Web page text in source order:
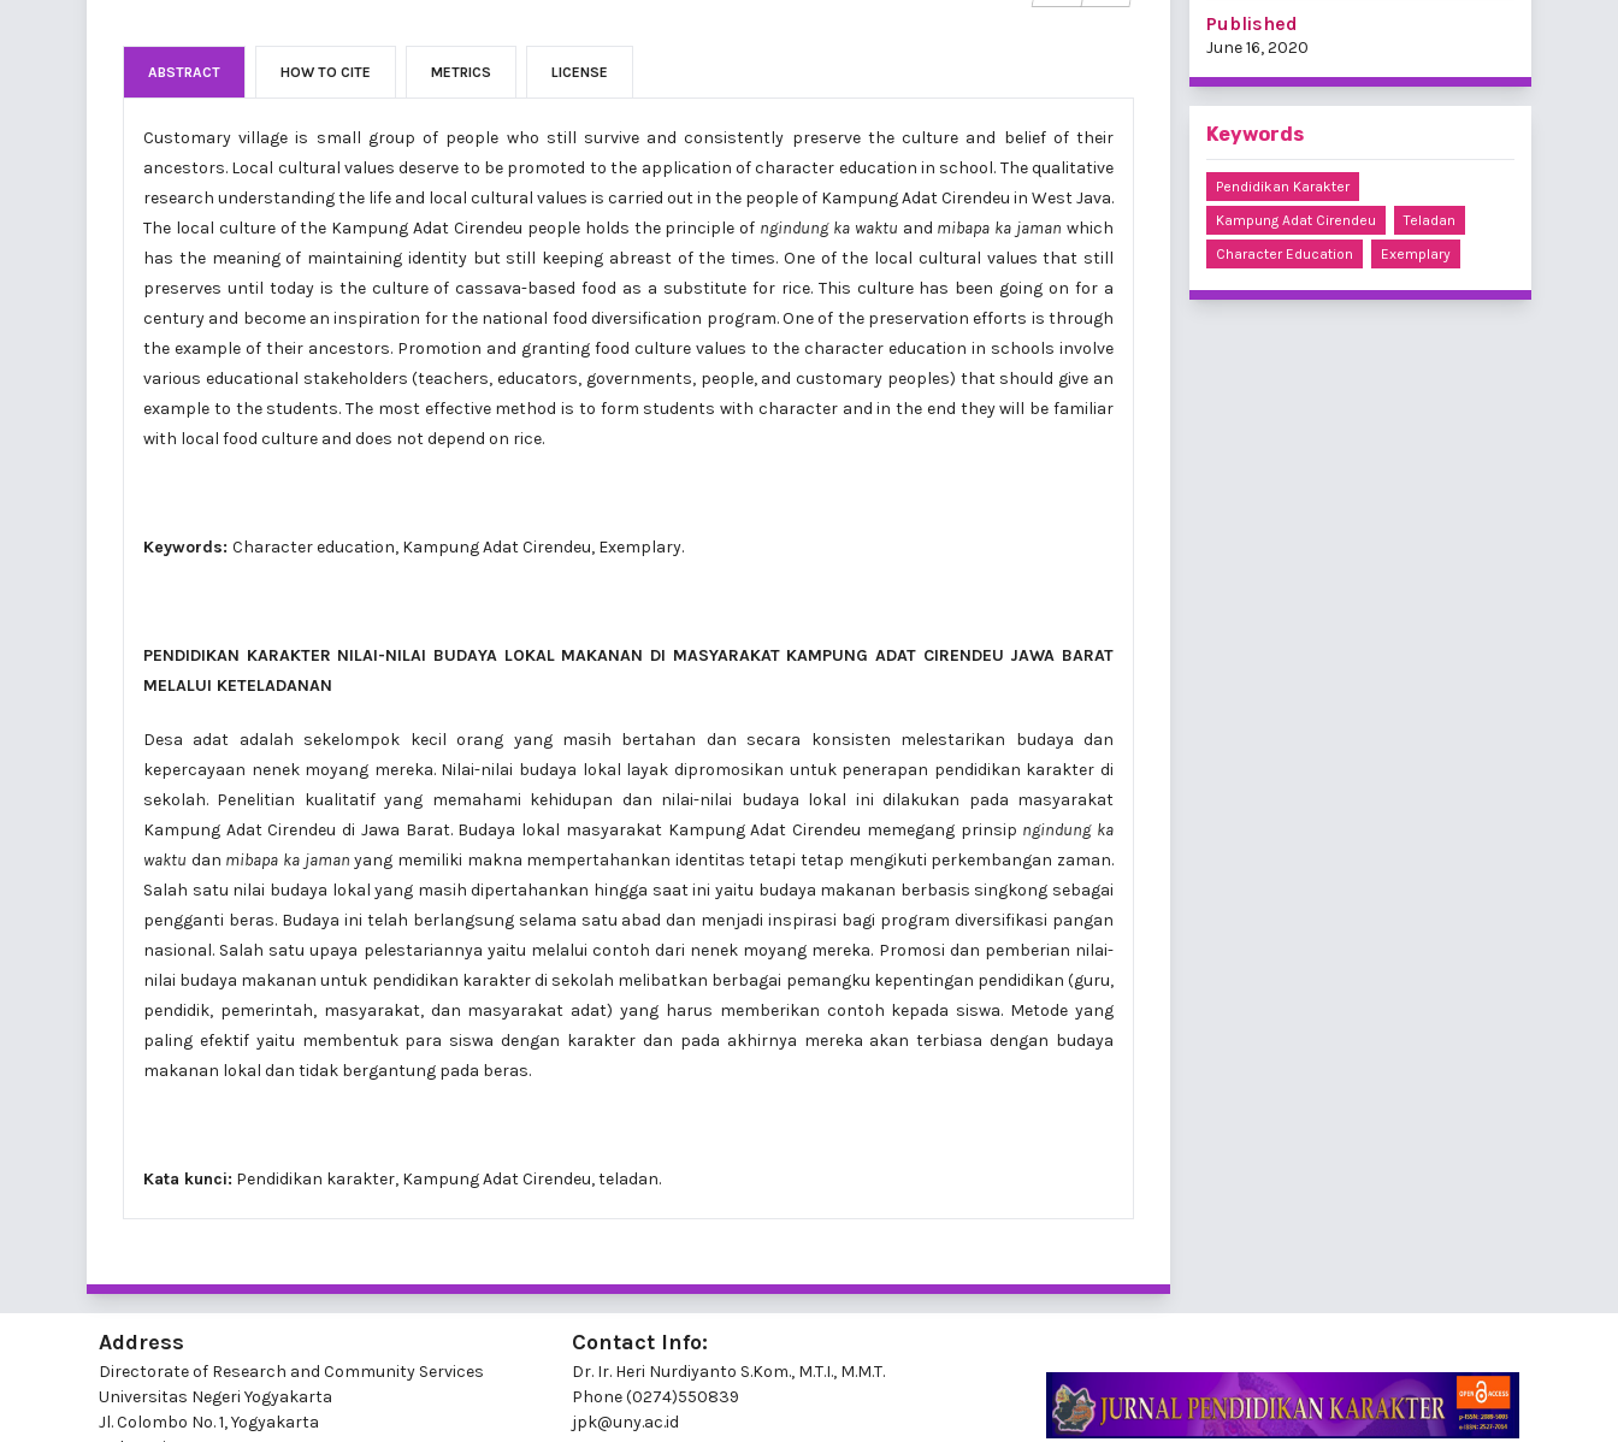
ABSTRACT HOW TO CITE METRICS LICENSE
Customary village is small group of people who still survive and consistently preserve the culture and belief of their
ancestors. Local cultural values deserve to be promoted to the application of character education in school. The qualitative
research understanding the life and local cultural values is carried out in the people of Kampung Adat Cirendeu in West Java.
The local culture of the Kampung Adat Cirendeu people holds the principle of ngindung ka waktu and mibapa ka jaman which
has the meaning of maintaining identity but still keeping abreast of the times. One of the local cultural values that still
preserves until today is the culture of cassava-based food as a substitute for rice. This culture has been going on for a
century and become an inspiration for the national food diversification program. One of the preservation efforts is through
the example of their ancestors. Promotion and granting food culture values to the character education in schools involve
various educational stakeholders (teachers, educators, governments, people, and customary peoples) that should give an
example to the students. The most effective method is to form students with character and in the end they will be familiar
with local food culture and does not depend on rice.
Keywords: Character education, Kampung Adat Cirendeu, Exemplary.
PENDIDIKAN KARAKTER NILAI-NILAI BUDAYA LOKAL MAKANAN DI MASYARAKATKAMPUNG ADAT CIRENDEU JAWA BARAT
MELALUI KETELADANAN
Desa adat adalah sekelompok kecil orang yang masih bertahan dan secara konsisten melestarikan budaya dan
kepercayaan nenek moyang mereka. Nilai-nilai budaya lokal layak dipromosikan untuk penerapan pendidikan karakter di
sekolah. Penelitian kualitatif yang memahami kehidupan dan nilai-nilai budaya lokal ini dilakukan pada masyarakat
Kampung Adat Cirendeu di Jawa Barat. Budaya lokal masyarakat Kampung Adat Cirendeu memegang prinsip ngindung ka
waktu dan mibapa ka jaman yang memiliki makna mempertahankan identitas tetapi tetap mengikuti perkembangan zaman.
Salah satu nilai budaya lokal yang masih dipertahankan hingga saat ini yaitu budaya makanan berbasis singkong sebagai
pengganti beras. Budaya ini telah berlangsung selama satu abad dan menjadi inspirasi bagi program diversifikasi pangan
nasional. Salah satu upaya pelestariannya yaitu melalui contoh dari nenek moyang mereka. Promosi dan pemberian nilai-
nilai budaya makanan untuk pendidikan karakter di sekolah melibatkan berbagai pemangku kepentingan pendidikan (guru,
pendidik, pemerintah, masyarakat, dan masyarakat adat) yang harus memberikan contoh kepada siswa. Metode yang
paling efektif yaitu membentuk para siswa dengan karakter dan pada akhirnya mereka akan terbiasa dengan budaya
makanan lokal dan tidak bergantung pada beras.
Kata kunci: Pendidikan karakter, Kampung Adat Cirendeu, teladan.
Published
June 16, 2020
Keywords
Pendidikan Karakter
Kampung Adat Cirendeu
Teladan
Character Education
Exemplary
Address
Directorate of Research and Community Services
Universitas Negeri Yogyakarta
Jl. Colombo No. 1, Yogyakarta
Contact Info:
Dr. Ir. Heri Nurdiyanto S.Kom., M.T.I., M.M.T.
Phone(0274)550839
jpk@uny.ac.id